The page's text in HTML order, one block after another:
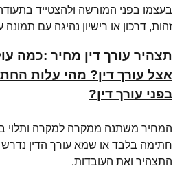
בעצמו בפני המורשה ולהצטייד
זהות, דרכון או רישיון נהיגה עם תמונה
תצהיר עורך דין מחיר :כמה
אצל עורך דין? מהי עלות
בפני עורך דין?
המחיר משתנה ממקרה למקרה ותלוי
חתימה בלבד או שמא עורך הדין
התצהיר ואת העובדות.